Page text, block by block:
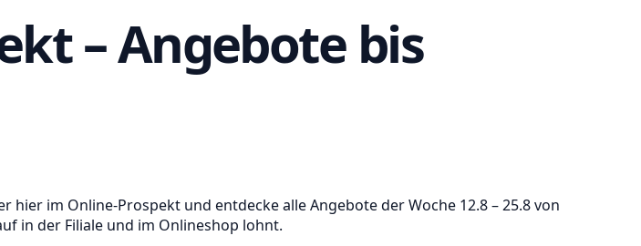
– Angebote bis
im Online-Prospekt und entdecke alle Angebote der Woche 12.8 – 25.8 von
in der Filiale und im Onlineshop lohnt.